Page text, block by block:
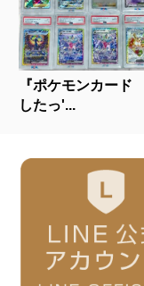
『ポケモンカード
したっ'...